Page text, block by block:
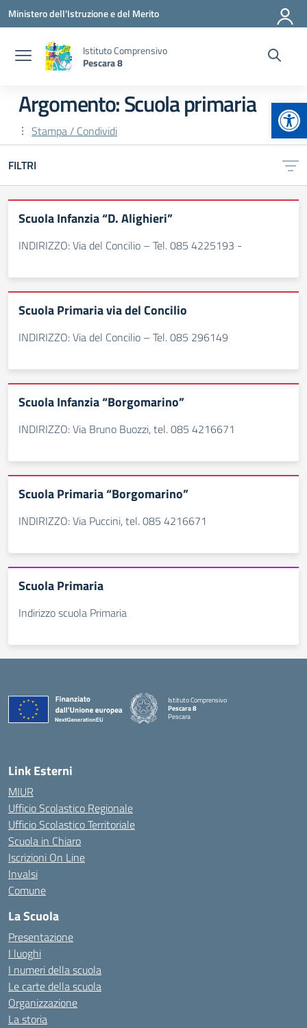
Vai ai contenuti
Vai al menu di navigazione
Vai al footer
Ministero dell'Istruzione e del Merito
Istituto Comprensivo
Pescara 8
Argomento: Scuola primaria
Stampa / Condividi
FILTRI
Scuola Infanzia “D. Alighieri”
INDIRIZZO: Via del Concilio – Tel. 085 4225193 -
Scuola Primaria via del Concilio
INDIRIZZO: Via del Concilio – Tel. 085 296149
Scuola Infanzia “Borgomarino”
INDIRIZZO: Via Bruno Buozzi, tel. 085 4216671
Scuola Primaria “Borgomarino”
INDIRIZZO: Via Puccini, tel. 085 4216671
Scuola Primaria
Indirizzo scuola Primaria
Istituto Comprensivo
Pescara 8
Pescara
Link Esterni
MIUR
Ufficio Scolastico Regionale
Ufficio Scolastico Territoriale
Scuola in Chiaro
Iscrizioni On Line
Invalsi
Comune
La Scuola
Presentazione
I luoghi
I numeri della scuola
Le carte della scuola
Organizzazione
La storia